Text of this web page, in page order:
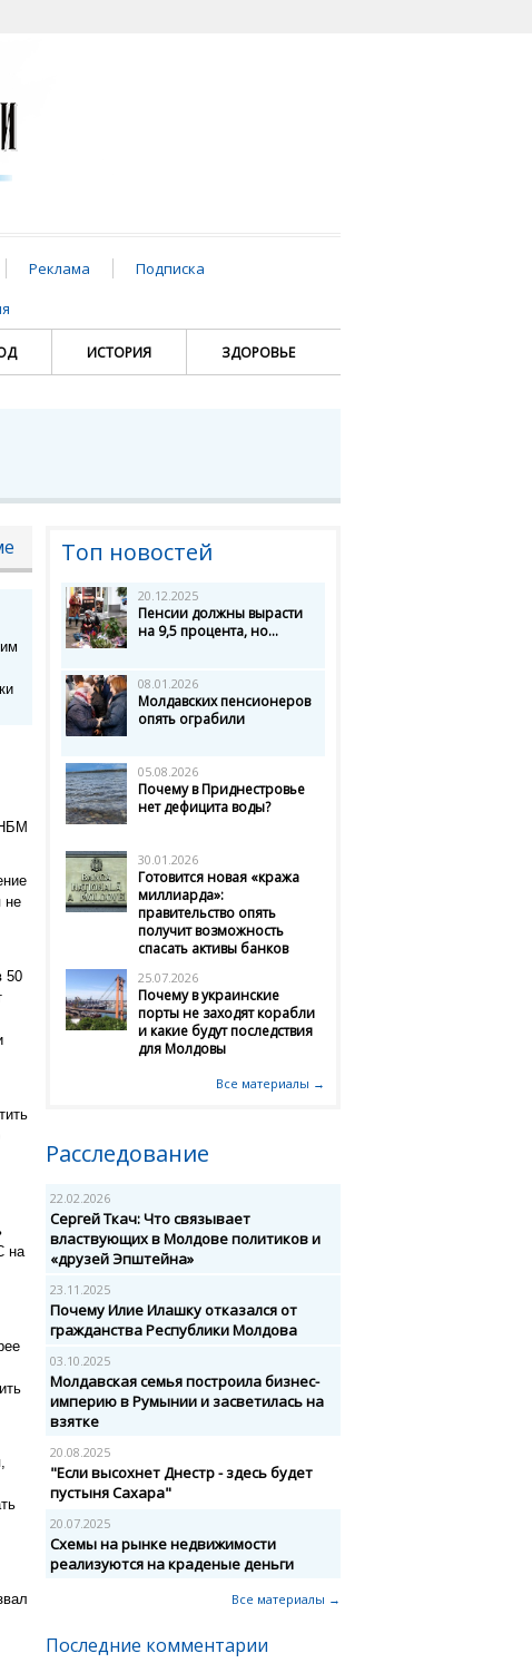
Реклама
Подписка
ИСТОРИЯ ЗДОРОВЬЕ
не
50
на
Топ новостей
20.12.2025
Пенсии должны вырасти
на 9,5 процента, но...
08.01.2026
Молдавских пенсионеров
опять ограбили
05.08.2026
Почему в Приднестровье
нет дефицита воды?
30.01.2026
Готовится новая «кража
миллиарда»:
правительство опять
получит возможность
спасать активы банков
25.07.2026
Почему в украинские
порты не заходят корабли
и какие будут последствия
для Молдовы
Все материалы →
Расследование
22.02.2026
Сергей Ткач: Что связывает
властвующих в Молдове политиков и
«друзей Эпштейна»
23.11.2025
Почему Илие Илашку отказался от
гражданства Республики Молдова
03.10.2025
Молдавская семья построила бизнес-
империю в Румынии и засветилась на
взятке
20.08.2025
"Если высохнет Днестр - здесь будет
пустыня Сахара"
20.07.2025
Схемы на рынке недвижимости
реализуются на краденые деньги
Все материалы →
Последние комментарии